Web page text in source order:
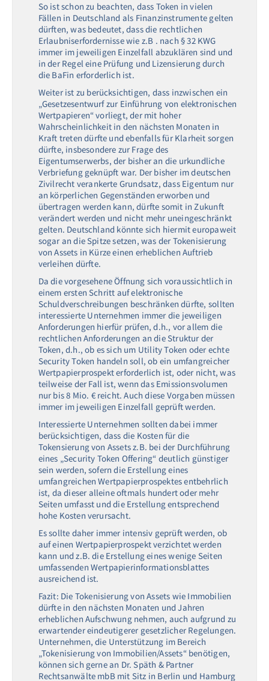
So ist schon zu beachten, dass Token in vielen
Fällen in Deutschland als Finanzinstrumente gelten
dürften, was bedeutet, dass die rechtlichen
Erlaubniserfordernisse wie z.B . nach § 32 KWG
immer im jeweiligen Einzelfall abzuklären sind und
in der Regel eine Prüfung und Lizensierung durch
die BaFin erforderlich ist.
Weiter ist zu berücksichtigen, dass inzwischen ein
„Gesetzesentwurf zur Einführung von elektronischen
Wertpapieren“ vorliegt, der mit hoher
Wahrscheinlichkeit in den nächsten Monaten in
Kraft treten dürfte und ebenfalls für Klarheit sorgen
dürfte, insbesondere zur Frage des
Eigentumserwerbs, der bisher an die urkundliche
Verbriefung geknüpft war. Der bisher im deutschen
Zivilrecht verankerte Grundsatz, dass Eigentum nur
an körperlichen Gegenständen erworben und
übertragen werden kann, dürfte somit in Zukunft
verändert werden und nicht mehr uneingeschränkt
gelten. Deutschland könnte sich hiermit europaweit
sogar an die Spitze setzen, was der Tokenisierung
von Assets in Kürze einen erheblichen Auftrieb
verleihen dürfte.
Da die vorgesehene Öffnung sich voraussichtlich in
einem ersten Schritt auf elektronische
Schuldverschreibungen beschränken dürfte, sollten
interessierte Unternehmen immer die jeweiligen
Anforderungen hierfür prüfen, d.h., vor allem die
rechtlichen Anforderungen an die Struktur der
Token, d.h., ob es sich um Utility Token oder echte
Security Token handeln soll, ob ein umfangreicher
Wertpapierprospekt erforderlich ist, oder nicht, was
teilweise der Fall ist, wenn das Emissionsvolumen
nur bis 8 Mio. € reicht. Auch diese Vorgaben müssen
immer im jeweiligen Einzelfall geprüft werden.
Interessierte Unternehmen sollten dabei immer
berücksichtigen, dass die Kosten für die
Tokensierung von Assets z.B. bei der Durchführung
eines „Security Token Offering“ deutlich günstiger
sein werden, sofern die Erstellung eines
umfangreichen Wertpapierprospektes entbehrlich
ist, da dieser alleine oftmals hundert oder mehr
Seiten umfasst und die Erstellung entsprechend
hohe Kosten verursacht.
Es sollte daher immer intensiv geprüft werden, ob
auf einen Wertpapierprospekt verzichtet werden
kann und z.B. die Erstellung eines wenige Seiten
umfassenden Wertpapierinformationsblattes
ausreichend ist.
Fazit: Die Tokenisierung von Assets wie Immobilien
dürfte in den nächsten Monaten und Jahren
erheblichen Aufschwung nehmen, auch aufgrund zu
erwartender eindeutigerer gesetzlicher Regelungen.
Unternehmen, die Unterstützung im Bereich
„Tokenisierung von Immobilien/Assets“ benötigen,
können sich gerne an Dr. Späth & Partner
Rechtsanwälte mbB mit Sitz in Berlin und Hamburg